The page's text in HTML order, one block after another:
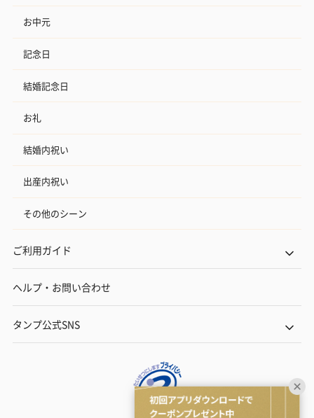
お中元
記念日
結婚記念日
お礼
結婚内祝い
出産内祝い
その他のシーン
ご利用ガイド
ヘルプ・お問い合わせ
タンプ公式SNS